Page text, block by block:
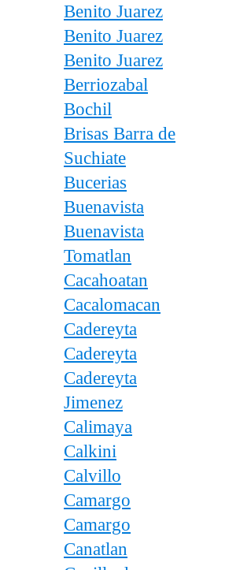
Benito Juarez
Benito Juarez
Benito Juarez
Berriozabal
Bochil
Brisas Barra de
Suchiate
Bucerias
Buenavista
Buenavista
Tomatlan
Cacahoatan
Cacalomacan
Cadereyta
Cadereyta
Cadereyta
Jimenez
Calimaya
Calkini
Calvillo
Camargo
Camargo
Canatlan